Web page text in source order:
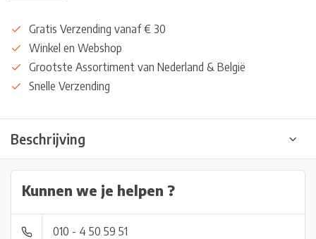
Gratis Verzending vanaf € 30
Winkel en Webshop
Grootste Assortiment van Nederland & België
Snelle Verzending
Beschrijving
Kunnen we je helpen ?
010 - 4 50 59 51